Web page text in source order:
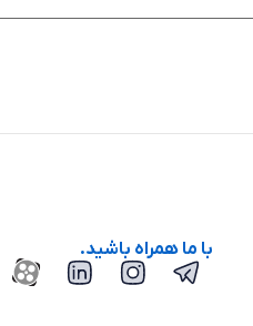
با ما همراه باشید.